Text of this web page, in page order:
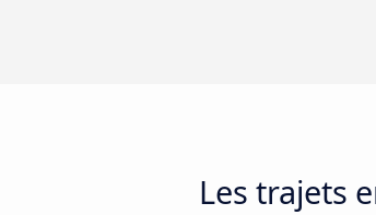
Les trajets